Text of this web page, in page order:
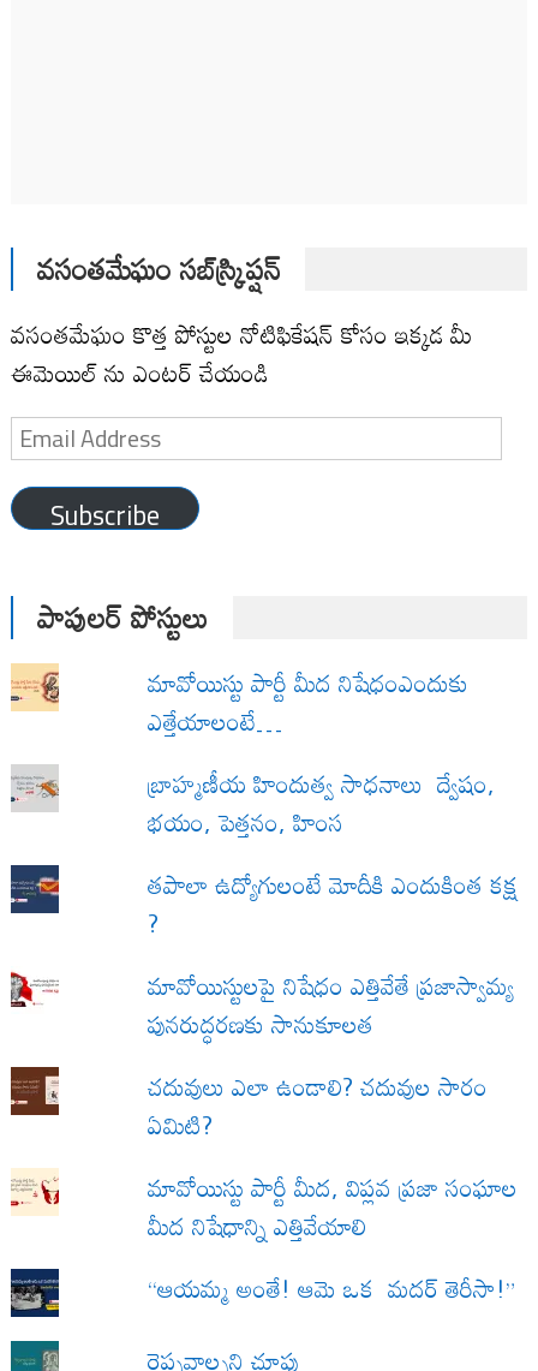
వసంతమేఘం సబ్‌స్క్రిప్షన్
వసంతమేఘం కొత్త పోస్టుల నోటిఫికేషన్ కోసం ఇక్కడ మీ
ఈమెయిల్ ను ఎంటర్ చేయండి
Email
Address
Subscribe
పాపులర్ పోస్టులు
మావోయిస్టు పార్టీ మీద నిషేధంఎందుకు
ఎత్తేయాలంటే…
బ్రాహ్మణీయ హిందుత్వ సాధనాలు ద్వేషం,
భయం, పెత్తనం, హింస
త‌పాలా ఉద్యోగులంటే మోదీకి ఎందుకింత కక్ష
?
మావోయిస్టులపై నిషేధం ఎత్తివేతే ప్రజాస్వామ్య
పునరుద్ధరణకు సానుకూలత
చదువులు ఎలా ఉండాలి? చదువుల సారం
ఏమిటి?
మావోయిస్టు పార్టీ మీద, విప్లవ ప్రజా సంఘాల
మీద నిషేధాన్ని ఎత్తివేయాలి
“ఆయమ్మ అంతే! ఆమె ఒక మదర్ తెరీసా!”
రెప్పవాల్చని చూపు